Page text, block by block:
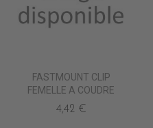
FONCEFASTMOUNT CLIP
FEMELLE A COUDRE
4,42 €